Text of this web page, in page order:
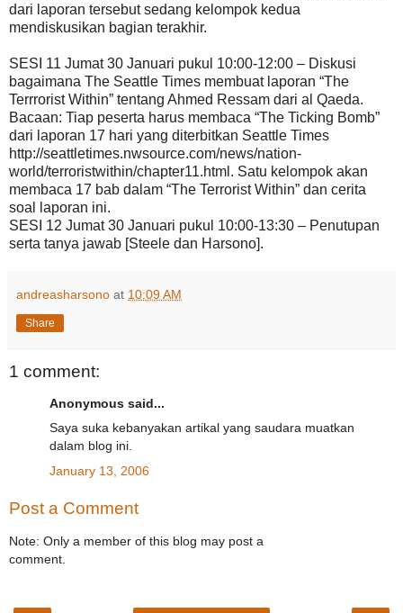
dari laporan tersebut sedang kelompok kedua
mendiskusikan bagian terakhir.
SESI 11 Jumat 30 Januari pukul 10:00-12:00 – Diskusi
bagaimana The Seattle Times membuat laporan “The
Terrrorist Within” tentang Ahmed Ressam dari al Qaeda.
Bacaan: Tiap peserta harus membaca “The Ticking Bomb”
dari laporan 17 hari yang diterbitkan Seattle Times
http://seattletimes.nwsource.com/news/nation-
world/terroristwithin/chapter11.html. Satu kelompok akan
membaca 17 bab dalam “The Terrorist Within” dan cerita
soal laporan ini.
SESI 12 Jumat 30 Januari pukul 10:00-13:30 – Penutupan
serta tanya jawab [Steele dan Harsono].
andreasharsono at 10:09 AM
Share
1 comment:
Anonymous said...
Saya suka kebanyakan artikal yang saudara muatkan
dalam blog ini.
January 13, 2006
Post a Comment
Note: Only a member of this blog may post a
comment.